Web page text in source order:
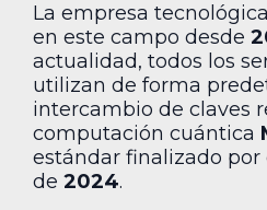
La empresa
en este campo desde
actualidad, todos los
utilizan de forma
intercambio de claves
computación cuántica
estándar finalizado por
de 2024.